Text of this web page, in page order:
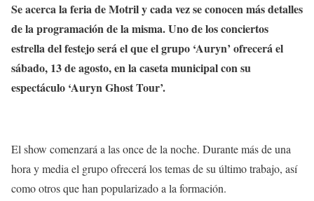
Se acerca la feria de Motril y cada vez se conocen más detalles
de la programación de la misma. Uno de los conciertos
estrella del festejo será el que el grupo ‘Auryn’ ofrecerá el
sábado, 13 de agosto, en la caseta municipal con su
espectáculo ‘Auryn Ghost Tour’.
El show comenzará a las once de la noche. Durante más de una
hora y media el grupo ofrecerá los temas de su último trabajo, así
como otros que han popularizado a la formación.